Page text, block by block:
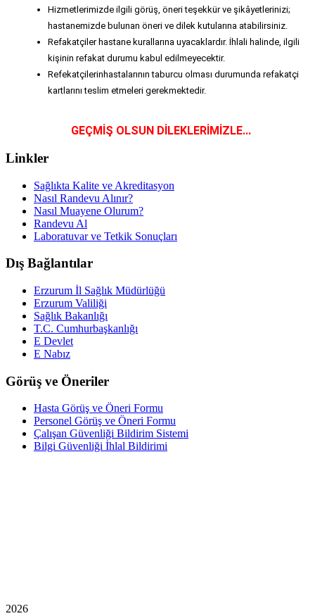
Hizmetlerimizde ilgili görüş, öneri teşekkür ve şikâyetlerinizi;
hastanemizde bulunan öneri ve dilek kutularına atabilirsiniz.
Refakatçiler hastane kurallarına uyacaklardır. İhlali halinde, ilgili
kişinin refakat durumu kabul edilmeyecektir.
Refekatçilerinhastalarının taburcu olması durumunda refakatçi
kartlarını teslim etmeleri gerekmektedir.
GEÇMİŞ OLSUN DİLEKLERİMİZLE...
Linkler
Sağlıkta Kalite ve Akreditasyon
Nasıl Randevu Alınır?
Nasıl Muayene Olurum?
Randevu Al
Laboratuvar ve Tetkik Sonuçları
Dış Bağlantılar
Erzurum İl Sağlık Müdürlüğü
Erzurum Valiliği
Sağlık Bakanlığı
T.C. Cumhurbaşkanlığı
E Devlet
E Nabız
Görüş ve Öneriler
Hasta Görüş ve Öneri Formu
Personel Görüş ve Öneri Formu
Çalışan Güvenliği Bildirim Sistemi
Bilgi Güvenliği İhlal Bildirimi
2026